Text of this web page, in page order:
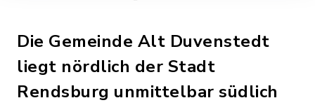
Die Gemeinde Alt Duvenstedt
liegt nördlich der Stadt
Rendsburg unmittelbar südlich